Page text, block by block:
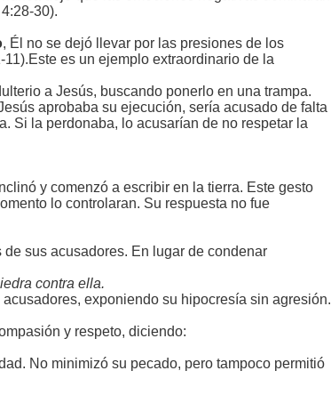
30).
, Él no se dejó llevar por las presiones de los
es un ejemplo extraordinario de la
a Jesús, buscando ponerlo en una trampa.
aprobaba su ejecución, sería acusado de falta
Si la perdonaba, lo acusarían de no respetar la
y comenzó a escribir en la tierra. Este gesto
lo controlaran. Su respuesta no fue
sus acusadores. En lugar de condenar
contra ella.
exponiendo su hipocresía sin agresión.
y respeto, diciendo:
No minimizó su pecado, pero tampoco permitió